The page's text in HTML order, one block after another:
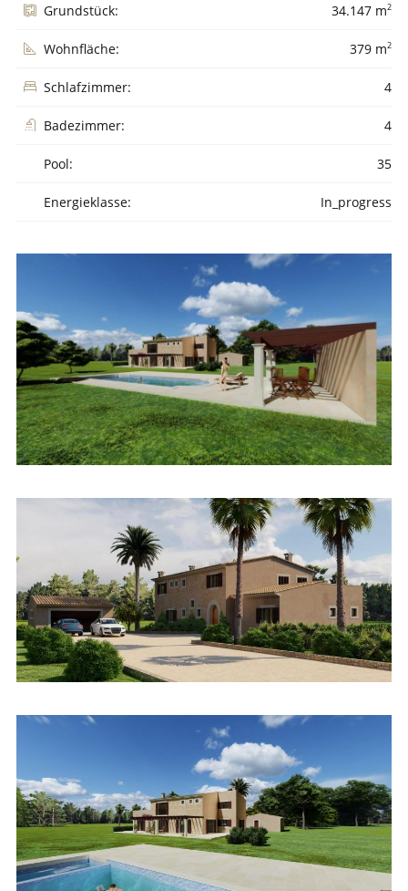
Grundstück: 34.147 m2
Wohnfläche: 379 m2
Schlafzimmer: 4
Badezimmer: 4
Pool: 35
Energieklasse: In_progress